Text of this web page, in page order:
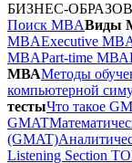
БИЗНЕС-
Поиск MBAВиды
MBAExecutive
MBAPart-time МВА
МВАМетоды
компьютерной
тестыЧто такое
GMAT
(GMAT)
Listening Section